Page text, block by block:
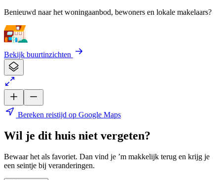
Benieuwd naar het woningaanbod, bewoners en lokale makelaars?
Bekijk buurtinzichten
Bereken reistijd op Google Maps
Wil je dit huis niet vergeten?
Bewaar het als favoriet. Dan vind je ’m makkelijk terug en krijg je
een seintje bij veranderingen.